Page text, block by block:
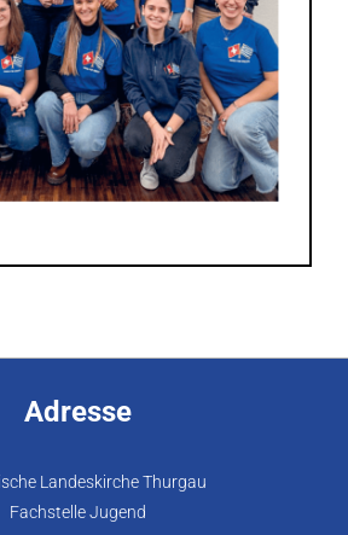
Adresse
Landeskirche Thurgau
Fachstelle Jugend